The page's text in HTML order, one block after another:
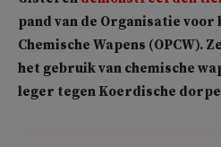
pand van de Organisatie voor
Chemische Wapens (OPCW).
het gebruik van chemische
leger tegen Koerdische